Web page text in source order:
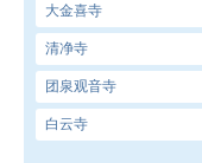
大金喜寺
清净寺
团泉观音寺
白云寺